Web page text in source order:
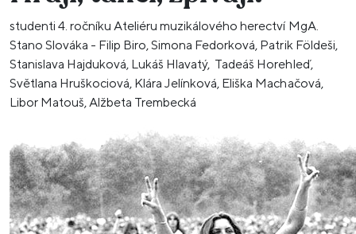
studenti 4. ročníku Ateliéru muzikálového herectví MgA.
Stano Slováka - Filip Biro, Simona Fedorková, Patrik Földeši,
Stanislava Hajduková, Lukáš Hlavatý, Tadeáš Horehleď,
Světlana Hruškociová, Klára Jelínková, Eliška Machačová,
Libor Matouš, Alžbeta Trembecká